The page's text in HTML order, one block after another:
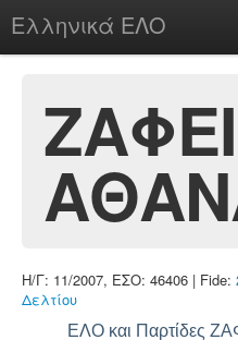
Ελληνικά ΕΛΟ
chesstu.be @ discord
Login
Η/Γ: 11/2007, ΕΣΟ: 46406 | Fide:
Δελτίου